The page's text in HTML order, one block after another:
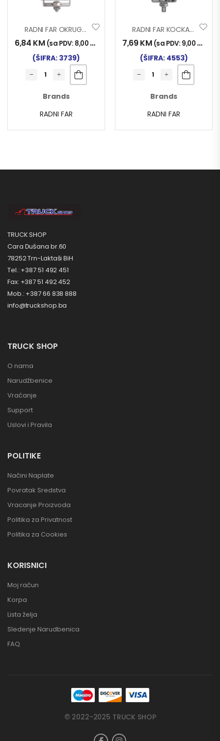
RADNI FAR OKRUGLI 9LED 27W INWELLS
6,84 KM (sa PDV: 8,00 KM
(ŠIFRA: 3739)
Brands
RADNI FAR
RADNI FAR KOCKA 16LED 48W
7,69KM (sa PDV: 9,00 KM
(ŠIFRA: 4553)
Brands
RADNI FAR
TRUCK SHOP
Cara Dušana br.60
78252 Trn-Laktaši BiH
Tel.: +387 51 492 451
Fax: +387 51 492 452
Mob.: +387 66 838 888
info@truckshop.ba
TRUCK SHOP
O nama
Narudžbenice
Vraćanje
Support
Uslovi i Pravila
POLITIKE
Načini Naplate
Povratak Sredstva
Vracanje Proizvoda
Politika za Privatnost
Politika za Cookies
KORISNICI
Moj račun
Korpa
Lista želja
Sledenje Narudbenica
FAQ
© 2022-2025 TRUCK SHOP